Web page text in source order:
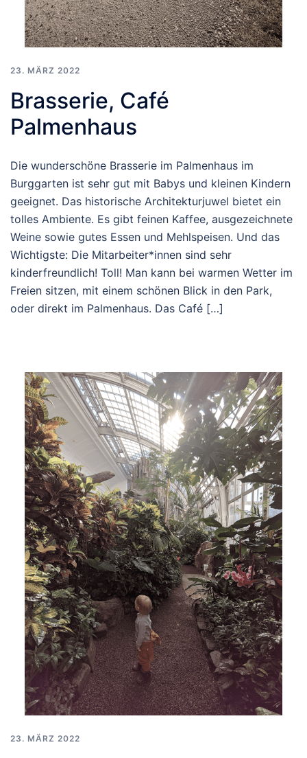
23. MÄRZ 2022
Brasserie, Café
Palmenhaus
Die wunderschöne Brasserie im Palmenhaus im
Burggarten ist sehr gut mit Babys und kleinen Kindern
geeignet. Das historische Architekturjuwel bietet ein
tolles Ambiente. Es gibt feinen Kaffee, ausgezeichnete
Weine sowie gutes Essen und Mehlspeisen. Und das
Wichtigste: Die Mitarbeiter*innen sind sehr
kinderfreundlich! Toll! Man kann bei warmen Wetter im
Freien sitzen, mit einem schönen Blick in den Park,
oder direkt im Palmenhaus. Das Café […]
23. MÄRZ 2022